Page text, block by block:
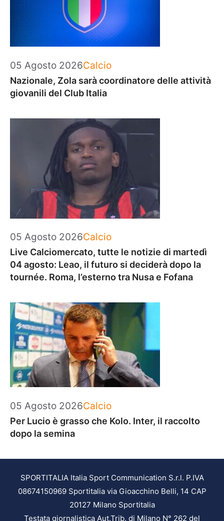
05 Agosto 2026Categorie
Calcio
Nazionale, Zola sarà coordinatore delle attività
giovanili del Club Italia
05 Agosto 2026Categorie
Calcio
Live Calciomercato, tutte le notizie di martedì
04 agosto: Leao, il futuro si deciderà dopo la
tournée. Roma, l’esterno tra Nusa e Fofana
05 Agosto 2026Categorie
Calcio
Per Lucio è grasso che Kolo. Inter, il raccolto
dopo la semina
SPORTITALIA Italia Sport Communication S.r.l. P.IVA
08674150969 Sportitalia via Gioacchino Belli, 14 CAP
20127 Milano Sportitalia
Testata giornalistica Aut.Trib. di Milano N° 262 del